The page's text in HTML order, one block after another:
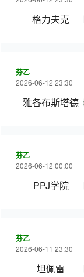
格力夫克
芬乙
2026-06-12 23:30
雅各布斯塔德
芬乙
2026-06-12 00:00
PPJ学院
芬乙
2026-06-11 23:30
坦佩雷